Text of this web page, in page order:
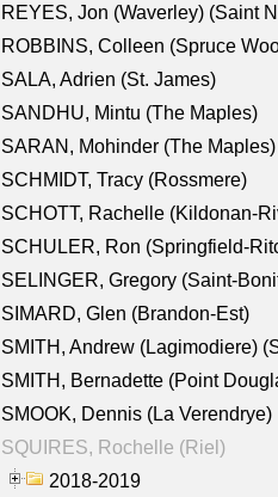
REYES, Jon (Waverley) (Saint
ROBBINS, Colleen (Spruce
SALA, Adrien (St. James)
SANDHU, Mintu (The Maples)
SARAN, Mohinder (The Maples)
SCHMIDT, Tracy (Rossmere)
SCHOTT, Rachelle (Kildonan-
SCHULER, Ron (Springfield-
SELINGER, Gregory (Saint-
SIMARD, Glen (Brandon-Est)
SMITH, Andrew (Lagimodiere)
SMITH, Bernadette (Point
SMOOK, Dennis (La Verendrye)
SQUIRES, Rochelle (Riel)
2018-2019